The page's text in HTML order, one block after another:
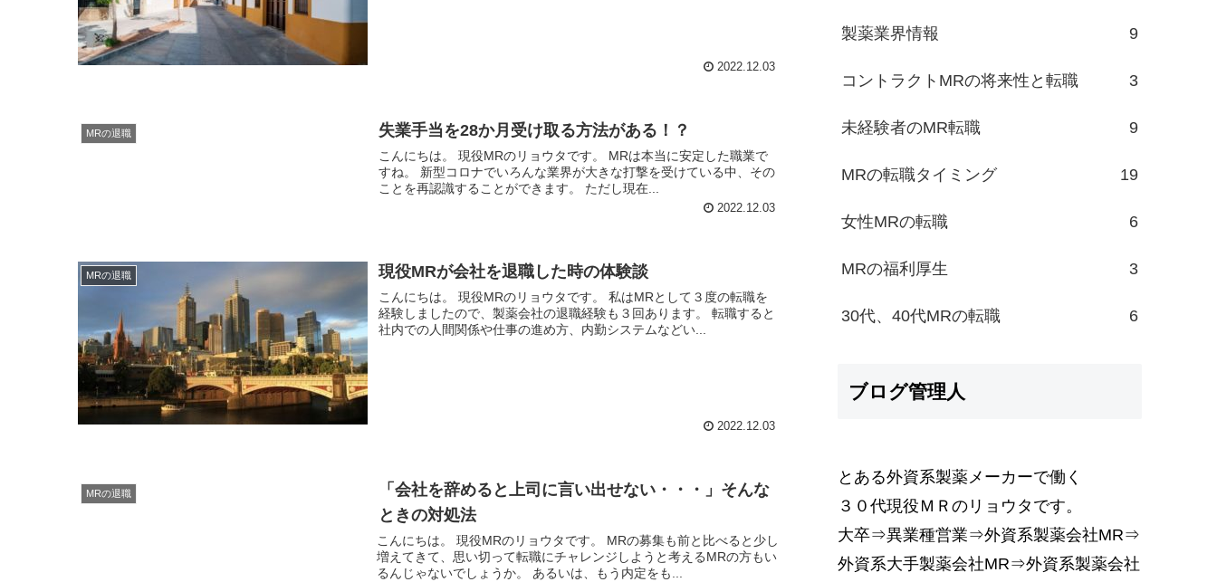
2022.12.03
MRの退職 失業手当を28か月受け取る方法がある！？
こんにちは。 現役MRのリョウタです。 MRは本当に安定した職業で
すね。 新型コロナでいろんな業界が大きな打撃を受けている中、その
ことを再認識することができます。 ただし現在...
2022.12.03
MRの退職 現役MRが会社を退職した時の体験談
こんにちは。 現役MRのリョウタです。 私はMRとして３度の転職を
経験しましたので、製薬会社の退職経験も３回あります。 転職すると
社内での人間関係や仕事の進め方、内勤システムなどい...
2022.12.03
MRの退職
「会社を辞めると上司に言い出せない・・・」そんな
ときの対処法
こんにちは。 現役MRのリョウタです。 MRの募集も前と比べると少し
増えてきて、思い切って転職にチャレンジしようと考えるMRの方もい
るんじゃないでしょうか。 あるいは、もう内定をも...
製薬業界情報 9
コントラクトMRの将来性と転職 3
未経験者のMR転職 9
MRの転職タイミング 19
女性MRの転職 6
MRの福利厚生 3
30代、40代MRの転職 6
ブログ管理人
とある外資系製薬メーカーで働く
３０代現役ＭＲのリョウタです。
大卒⇒異業種営業⇒外資系製薬会社MR⇒
外資系大手製薬会社MR⇒外資系製薬会社